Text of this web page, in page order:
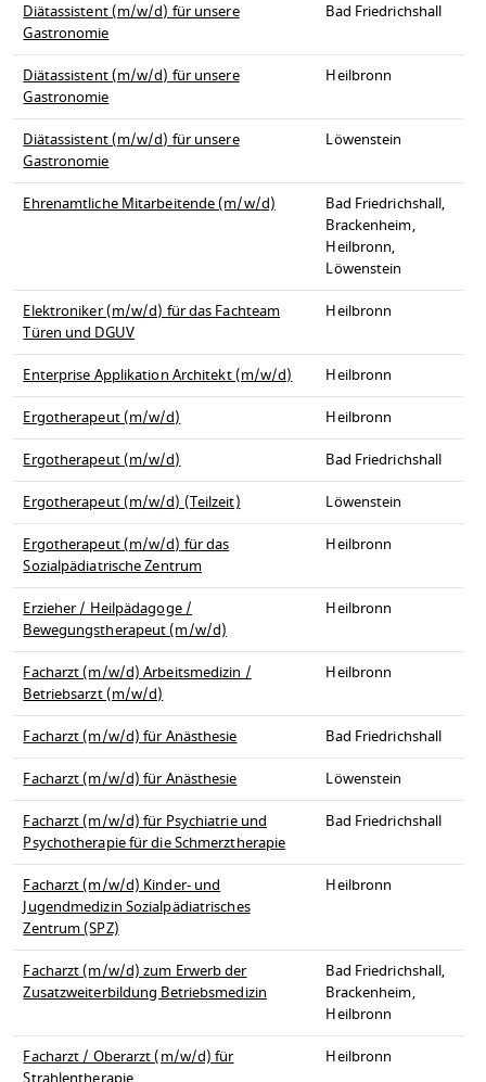
Diätassistent (m/w/d) für unsere
Gastronomie
Bad Friedrichshall
Diätassistent (m/w/d) für unsere
Gastronomie
Heilbronn
Diätassistent (m/w/d) für unsere
Gastronomie
Löwenstein
Ehrenamtliche Mitarbeitende (m/w/d)
Bad Friedrichshall,
Brackenheim,
Heilbronn,
Löwenstein
Elektroniker (m/w/d) für das Fachteam
Türen und DGUV
Heilbronn
Enterprise Applikation Architekt (m/w/d)
Heilbronn
Ergotherapeut (m/w/d)
Heilbronn
Ergotherapeut (m/w/d)
Bad Friedrichshall
Ergotherapeut (m/w/d) (Teilzeit)
Löwenstein
Ergotherapeut (m/w/d) für das
Sozialpädiatrische Zentrum
Heilbronn
Erzieher / Heilpädagoge /
Bewegungstherapeut (m/w/d)
Heilbronn
Facharzt (m/w/d) Arbeitsmedizin /
Betriebsarzt (m/w/d)
Heilbronn
Facharzt (m/w/d) für Anästhesie
Bad Friedrichshall
Facharzt (m/w/d) für Anästhesie
Löwenstein
Facharzt (m/w/d) für Psychiatrie und
Psychotherapie für die Schmerztherapie
Bad Friedrichshall
Facharzt (m/w/d) Kinder- und
Jugendmedizin Sozialpädiatrisches
Zentrum (SPZ)
Heilbronn
Facharzt (m/w/d) zum Erwerb der
Zusatzweiterbildung Betriebsmedizin
Bad Friedrichshall,
Brackenheim,
Heilbronn
Facharzt / Oberarzt (m/w/d) für
Heilbronn